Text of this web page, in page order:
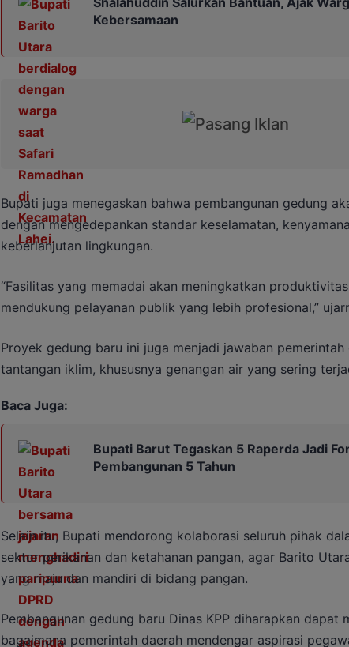
Kebersamaan
Bupati juga menegaskan bahwa pembangunan gedung
dengan mengedepankan standar keselamatan,
keberlanjutan lingkungan.
“Fasilitas yang memadai akan meningkatkan
mendukung pelayanan publik yang lebih profesional,”
Proyek gedung baru ini juga menjadi jawaban pemerintah
tantangan iklim, khususnya genangan air yang sering
Baca Juga:
Bupati Barut Tegaskan 5 Raperda Jadi
Pembangunan 5 Tahun
Selain itu, Bupati mendorong kolaborasi seluruh pihak
sektor perikanan dan ketahanan pangan, agar Barito
yang maju dan mandiri di bidang pangan.
Pembangunan gedung baru Dinas KPP diharapkan dapat
bagaimana pemerintah daerah mendengar aspirasi